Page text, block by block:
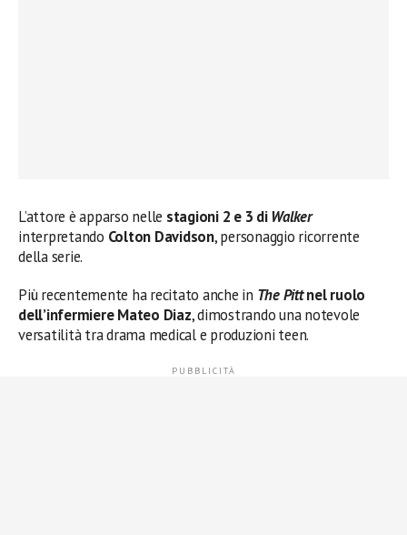
L’attore è apparso nelle stagioni 2 e 3 diWalker
interpretando Colton Davidson, personaggio ricorrente
della serie.
Più recentemente ha recitato anche in The Pittnel ruolo
dell’infermiere Mateo Diaz, dimostrando una notevole
versatilità tra drama medical e produzioni teen.